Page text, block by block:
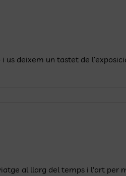
deixem un tastet de
al llarg del temps i l'art per